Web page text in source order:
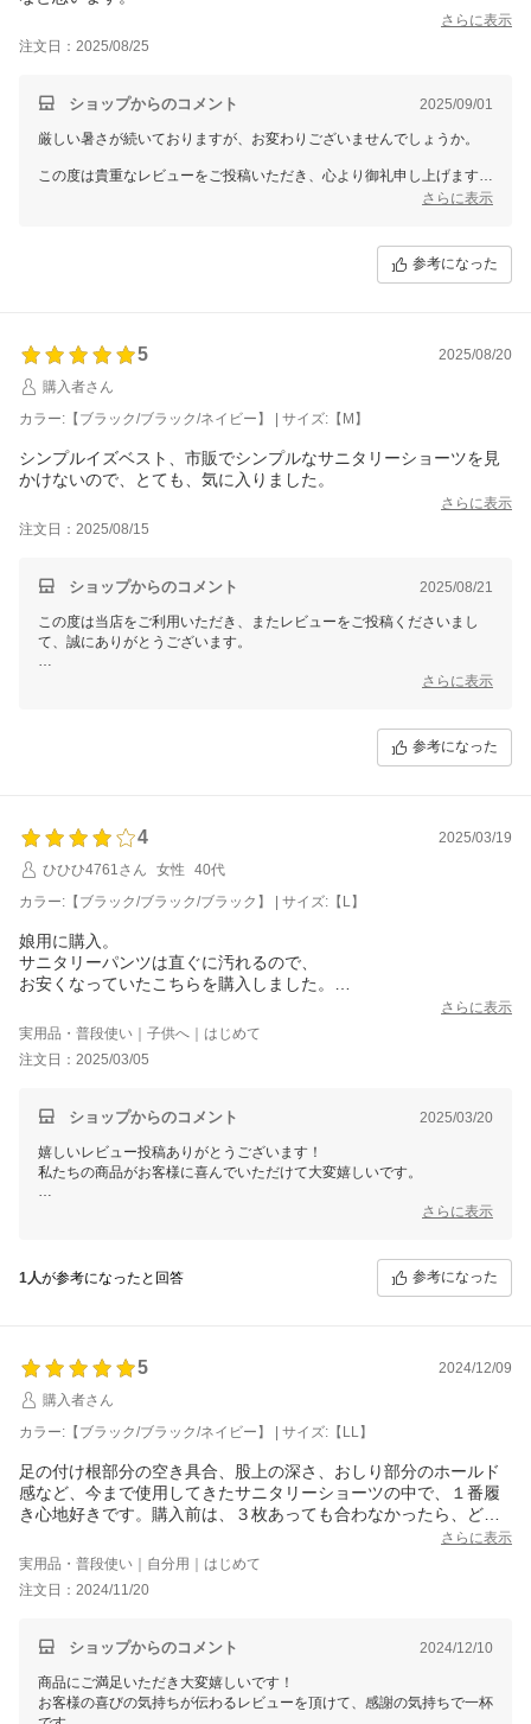
さらに表示
注文日：2025/08/25
ショップからのコメント 2025/09/01
厳しい暑さが続いておりますが、お変わりございませんでしょうか。
この度は貴重なレビューをご投稿いただき、心より御礼申し上げます。
お寄せいただいたご意見は、今後の商品やサービスの向上にしっかりと
なお、個別での対応が必要なお客様へは、別途メールにてご対応させて
いただきますので、どうぞご安心くださいませ。
三恵 山本 真由
さらに表示
参考になった
5
2025/08/20
購入者さん
カラー:【ブラック/ブラック/ネイビー】 | サイズ:【M】
シンプルイズベスト、市販でシンプルなサニタリーショーツを見
かけないので、とても、気に入りました。
さらに表示
注文日：2025/08/15
ショップからのコメント 2025/08/21
この度は当店をご利用いただき、またレビューをご投稿くださいまし
て、誠にありがとうございます。
お客様よりいただくご意見やご感想は、私どもにとって大変貴重な財産
なお、個別での対応が必要なお客様へは、別途メールにてご対応させて
蒸し暑い毎日が続きますが、少しでも快適にお過ごしいただければ幸い
です。
さらに表示
参考になった
4
2025/03/19
ひひひ4761さん
女性
40代
カラー:【ブラック/ブラック/ブラック】 | サイズ:【L】
娘用に購入。
サニタリーパンツは直ぐに汚れるので、
お安くなっていたこちらを購入しました。
口コミにあったようにワンサイズ上のLにしました。
さらに表示
実用品・普段使い｜子供へ｜はじめて
注文日：2025/03/05
ショップからのコメント 2025/03/20
嬉しいレビュー投稿ありがとうございます！
私たちの商品がお客様に喜んでいただけて大変嬉しいです。
今後も、お客様のご期待に添えるよう、努力してまいります。さらに表示
1人が参考になったと回答 参考になった
5
2024/12/09
購入者さん
カラー:【ブラック/ブラック/ネイビー】 | サイズ:【LL】
足の付け根部分の空き具合、股上の深さ、おしり部分のホールド
感など、今まで使用してきたサニタリーショーツの中で、１番履
き心地好きです。購入前は、３枚あっても合わなかったら、どう
しょうか、無駄になるか？と悩みましたが、１つ使用後は真逆に
お得感を感じてます。
さらに表示
実用品・普段使い｜自分用｜はじめて
注文日：2024/11/20
ショップからのコメント 2024/12/10
商品にご満足いただき大変嬉しいです！
お客様の喜びの気持ちが伝わるレビューを頂けて、感謝の気持ちで一杯